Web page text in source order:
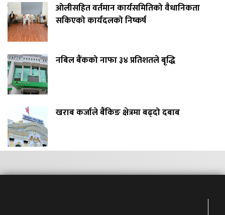
ओलीसहित वर्तमान कार्यसमितिको वैधानिकता
सकिएको कार्यदलको निष्कर्ष
नबिल बैंकको नाफा ३४ प्रतिशतले बृद्धि
खराब कर्जाले बैंकिङ क्षेत्रमा बढ्दो दबाब